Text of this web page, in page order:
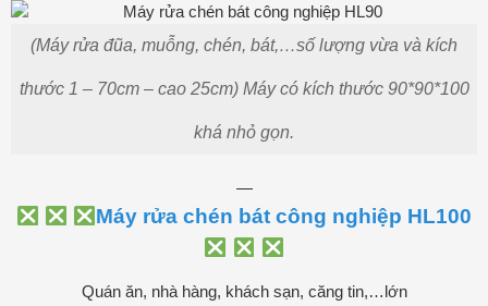
(Máy rửa đũa, muỗng, chén, bát,…số lượng vừa và kích
thước 1 – 70cm – cao 25cm) Máy có kích thước 90*90*100
khá nhỏ gọn.
—
Máy rửa chén bát công nghiệp HL100
Quán ăn, nhà hàng, khách sạn, căng tin,…lớn